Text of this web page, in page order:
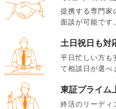
提携する専門家
面談が可能です。
土日祝日も対
平日忙しい方も
て相談日が選べ
東証プライム
終活のリーディ